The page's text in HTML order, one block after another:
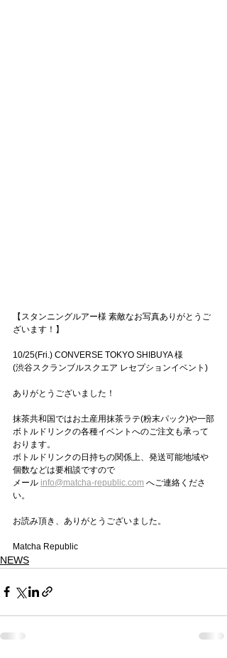
【スタンニングルアー様 素敵なお写真ありがとうご
ざいます！】
10/25(Fri.) CONVERSE TOKYO SHIBUYA 様
(渋谷スクランブルスクエア レセプションイベント)
ありがとうございました！
抹茶共和国ではお土産用抹茶ラテ(粉末パック)や一部
ボトルドリンクの各種イベントへのご注文も承って
おります。
ボトルドリンクの日持ちの関係上、発送可能地域や
個数などは要相談ですので
メール info@matcha-republic.com へご連絡くださ
い。
お読み頂き、ありがとうございました。
Matcha Republic
NEWS